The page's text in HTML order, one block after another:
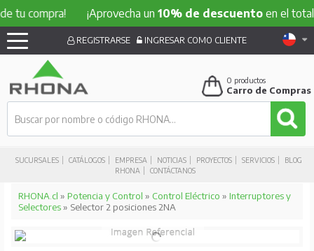
¡Aprovecha un10% de descuentoen el total de tu
SUCURSALES CATÁLOGOS EMPRESA NOTICIAS PROYECTOS SERVICIOS
BLOG
RHONA
CONTÁCTANOS
REGISTRARSE INGRESAR COMO CLIENTE
0 productos
Carro de Compras
RHONA.cl » Potencia y Control » Control Eléctrico » Interruptores y
Selectores» Selector 2 posiciones 2NA